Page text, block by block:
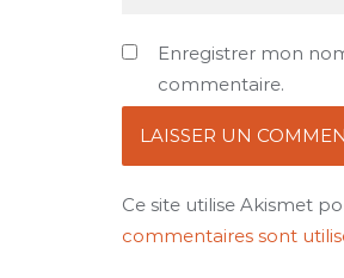
Enregistrer mon
commentaire.
Ce site utilise Akismet
commentaires sont